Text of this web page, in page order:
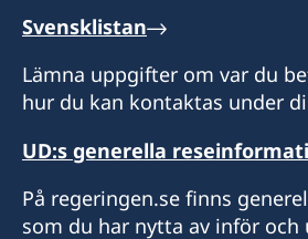
Svensklistan
Lämna uppgifter om var du
hur du kan kontaktas under
UD:s generella
På regeringen.se finns
som du har nytta av inför och